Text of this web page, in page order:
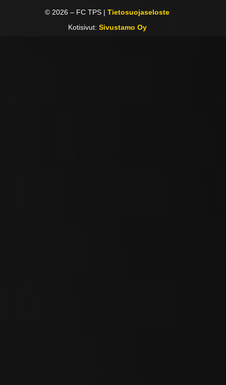
© 2026 – FC TPS |Tietosuojaseloste
Kotisivut: Sivustamo Oy